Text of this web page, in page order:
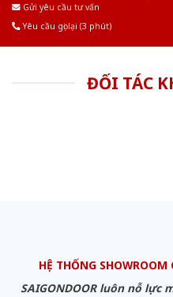
Gửi yêu cầu tư vấn
Yêu cầu gọi lại (3 phút)
ĐỐI TÁC
HỆ THỐNG
SAIGONDOOR luôn nỗ lực